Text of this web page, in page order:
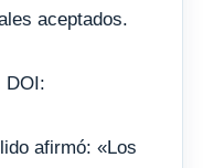
aceptados.
DOI:
afirmó: «Los